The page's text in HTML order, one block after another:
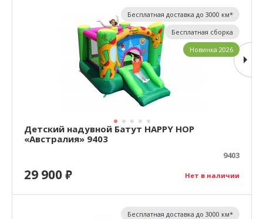
Детский надувной Батут HAPPY HOP
«Австралия» 9403
9403
Нет в наличии
29 900₽
Бесплатная доставка до 3000 км*
Бесплатная сборка
Новинка 2026
Бесплатная доставка до 3000 км*